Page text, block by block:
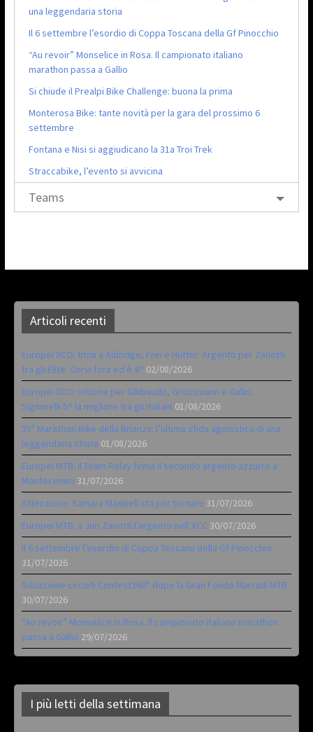
una leggendaria storia
Il 6 settembre l’esordio di Coppa Toscana della Gf Pinocchio
“Au revoir” Monselice in Rosa. Il campionato italiano
marathon passa a Gallio
Si chiude il Prealpi Bike Challenge: buona la prima
Monterosa Bike: tante novità per la gara del prossimo 6
settembre
Fontana e Nisi si aggiudicano la 31a Troi Trek
Straccabike, l’evento si avvicina
Teams
Articoli recenti
Europei XCO: titoli a Aldridge, Frei e Hutter. Argento per Zanotti
tra gli Elite. Corvi fora ed è 4^ 02/08/2026
Europei XCO: vittorie per Ghibaudo, Grossmann e Gallis.
Signorelli 5^ la migliore tra gli italiani 01/08/2026
35ª Marathon Bike della Brianza: l’ultima sfida agonistica di una
leggendaria storia 01/08/2026
Europei MTB: il Team Relay firma il secondo argento azzurro a
Monteceneri 31/07/2026
Attenzione: Samara Maxwell sta per tornare 31/07/2026
Europei MTB: a Juri Zanotti l’argento nell’XCC 30/07/2026
Il 6 settembre l’esordio di Coppa Toscana della Gf Pinocchio
31/07/2026
Situazione circuiti Contest360° dopo la Gran Fondo Marradi MTB
30/07/2026
“Au revoir” Monselice in Rosa. Il campionato italiano marathon
passa a Gallio 29/07/2026
I più letti della settimana